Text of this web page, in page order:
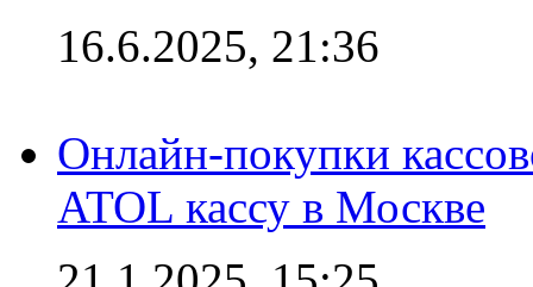
16.6.2025, 21:36
Онлайн-покупки
ATOL кассу в Москве